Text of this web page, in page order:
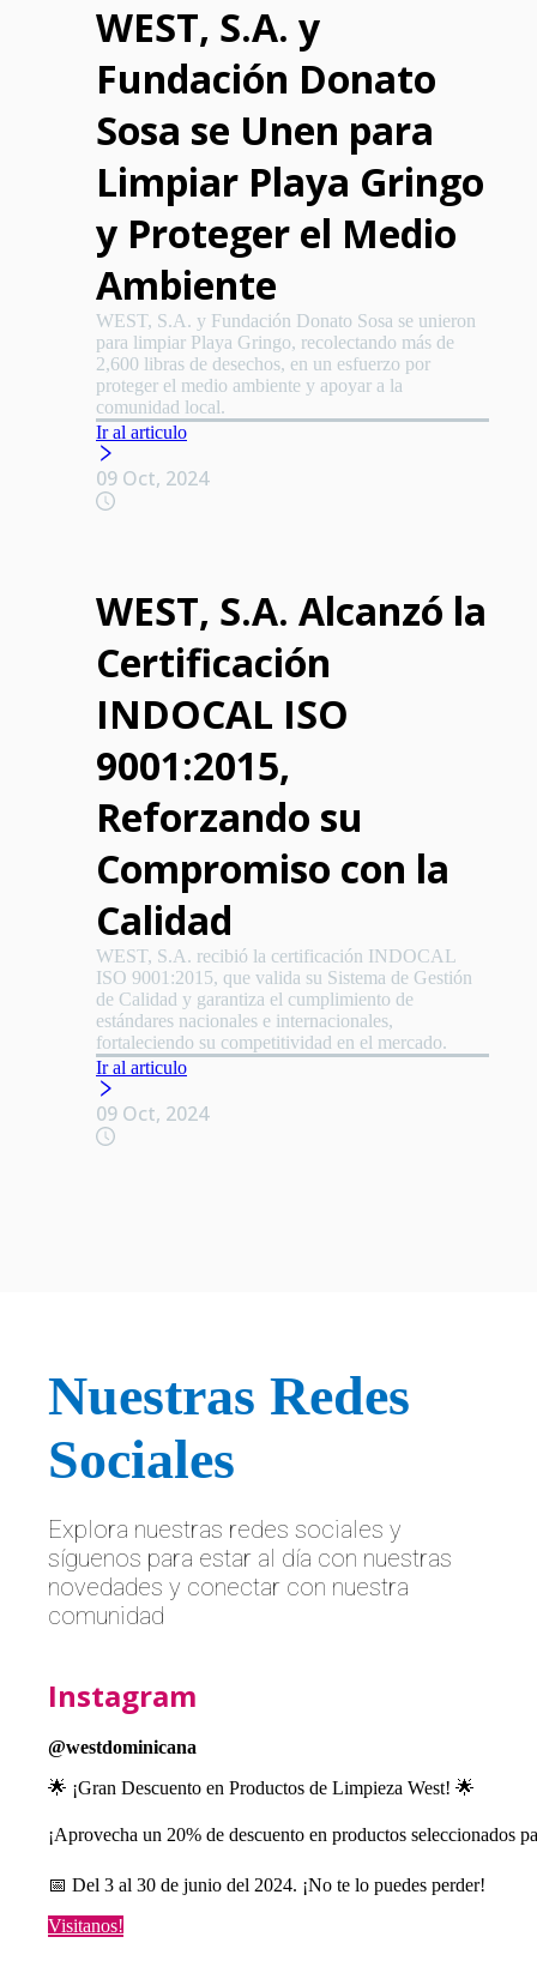
WEST, S.A. y
Fundación Donato
Sosa se Unen para
Limpiar Playa Gringo
y Proteger el Medio
Ambiente
WEST, S.A. y Fundación Donato Sosa se unieron
para limpiar Playa Gringo, recolectando más de
2,600 libras de desechos, en un esfuerzo por
proteger el medio ambiente y apoyar a la
comunidad local.
Ir al articulo
09 Oct, 2024
WEST, S.A. Alcanzó la
Certificación
INDOCAL ISO
9001:2015,
Reforzando su
Compromiso con la
Calidad
WEST, S.A. recibió la certificación INDOCAL
ISO 9001:2015, que valida su Sistema de Gestión
de Calidad y garantiza el cumplimiento de
estándares nacionales e internacionales,
fortaleciendo su competitividad en el mercado.
Ir al articulo
09 Oct, 2024
Nuestras Redes
Sociales
Explora nuestras redes sociales y
síguenos para estar al día con nuestras
novedades y conectar con nuestra
comunidad
Instagram
@westdominicana
🌟 ¡Gran Descuento en Productos de Limpieza West! 🌟
¡Aprovecha un 20% de descuento en productos seleccionados
📅 Del 3 al 30 de junio del 2024. ¡No te lo puedes perder!
Visitanos!